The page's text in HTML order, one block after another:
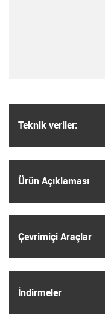
Teknik veriler:
Ürün Açıklaması
Çevrimiçi Araçlar
İndirmeler